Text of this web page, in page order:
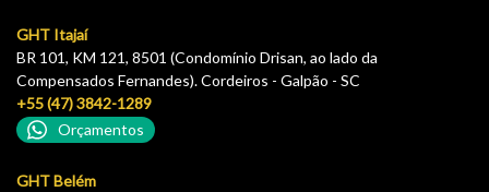
GHT Itajaí
BR 101, KM 121, 8501 (Condomínio Drisan, ao lado da
Compensados Fernandes). Cordeiros - Galpão - SC
+55 (47) 3842-1289
Orçamentos
GHT Belém